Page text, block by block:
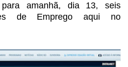
para amanhã, dia 13, seis
de Emprego aqui no